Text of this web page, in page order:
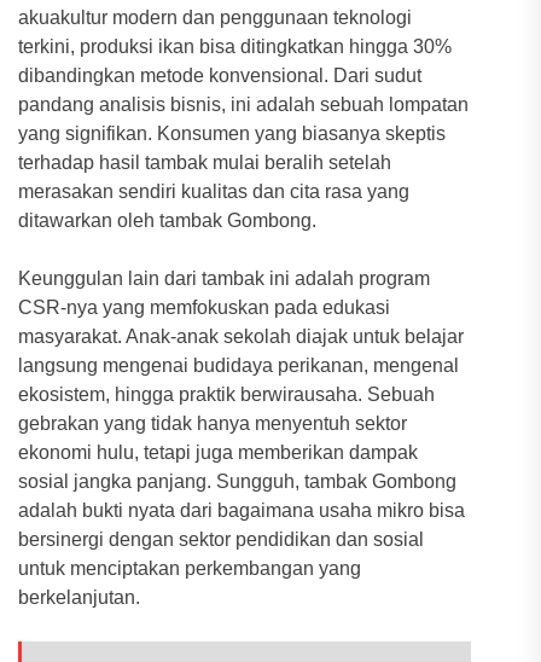
akuakultur modern dan penggunaan teknologi
terkini, produksi ikan bisa ditingkatkan hingga 30%
dibandingkan metode konvensional. Dari sudut
pandang analisis bisnis, ini adalah sebuah lompatan
yang signifikan. Konsumen yang biasanya skeptis
terhadap hasil tambak mulai beralih setelah
merasakan sendiri kualitas dan cita rasa yang
ditawarkan oleh tambak Gombong.
Keunggulan lain dari tambak ini adalah program
CSR-nya yang memfokuskan pada edukasi
masyarakat. Anak-anak sekolah diajak untuk belajar
langsung mengenai budidaya perikanan, mengenal
ekosistem, hingga praktik berwirausaha. Sebuah
gebrakan yang tidak hanya menyentuh sektor
ekonomi hulu, tetapi juga memberikan dampak
sosial jangka panjang. Sungguh, tambak Gombong
adalah bukti nyata dari bagaimana usaha mikro bisa
bersinergi dengan sektor pendidikan dan sosial
untuk menciptakan perkembangan yang
berkelanjutan.